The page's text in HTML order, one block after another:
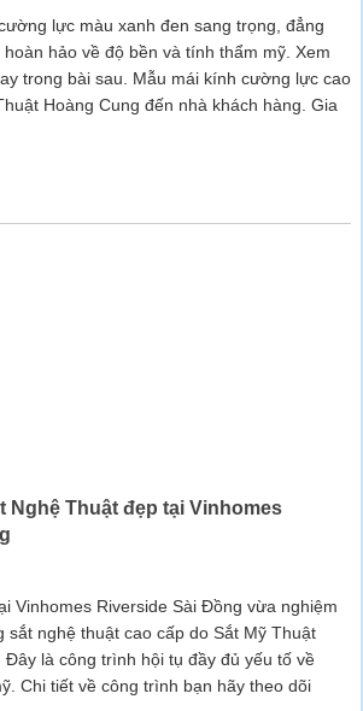
lực màu xanh đen sang trọng, đẳng
hảo về độ bền và tính thẩm mỹ. Xem
trong bài sau. Mẫu mái kính cường lực cao
Hoàng Cung đến nhà khách hàng. Gia
Nghệ Thuật đẹp tại Vinhomes
Vinhomes Riverside Sài Đồng vừa nghiệm
sắt nghệ thuật cao cấp do Sắt Mỹ Thuật
Đây là công trình hội tụ đầy đủ yếu tố về
Chi tiết về công trình bạn hãy theo dõi